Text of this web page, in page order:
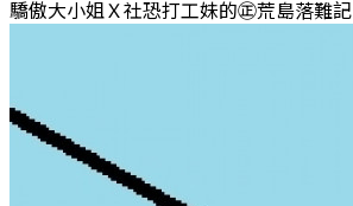
驕傲大小姐Ｘ社恐打工妹的㊣荒島落難記